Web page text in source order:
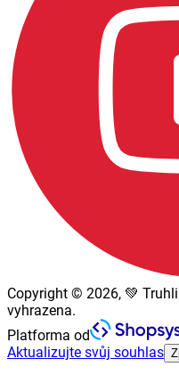
Copyright © 2026, 💚
vyhrazena.
Platforma od
Aktualizujte svůj souhlas